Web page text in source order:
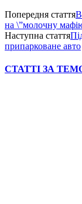
Попередня статтяВ
на \”молочну
Наступна стаття
припарковане авто
СТАТТІ ЗА